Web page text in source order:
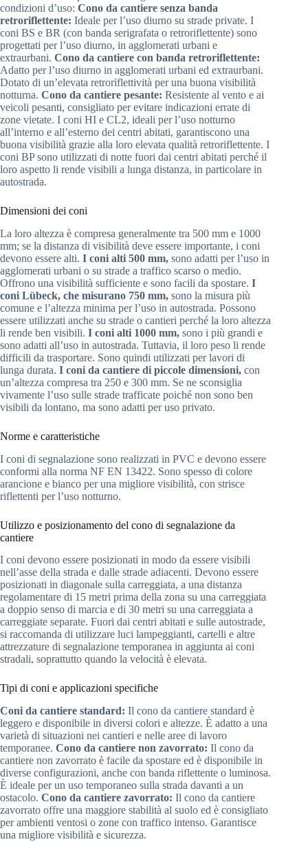
condizioni d’uso: Cono da cantiere senza banda
retroriflettente: Ideale per l’uso diurno su strade private. I
coni BS e BR (con banda serigrafata o retroriflettente) sono
progettati per l’uso diurno, in agglomerati urbani e
extraurbani. Cono da cantiere con banda retroriflettente:
Adatto per l’uso diurno in agglomerati urbani ed extraurbani.
Dotato di un’elevata retroriflettività per una buona visibilità
notturna. Cono da cantiere pesante: Resistente al vento e ai
veicoli pesanti, consigliato per evitare indicazioni errate di
zone vietate. I coni HI e CL2, ideali per l’uso notturno
all’interno e all’esterno dei centri abitati, garantiscono una
buona visibilità grazie alla loro elevata qualità retroriflettente. I
coni BP sono utilizzati di notte fuori dai centri abitati perché il
loro aspetto li rende visibili a lunga distanza, in particolare in
autostrada.
Dimensioni dei coni
La loro altezza è compresa generalmente tra 500 mm e 1000
mm; se la distanza di visibilità deve essere importante, i coni
devono essere alti. I coni alti 500 mm, sono adatti per l’uso in
agglomerati urbani o su strade a traffico scarso o medio.
Offrono una visibilità sufficiente e sono facili da spostare. I
coni Lübeck, che misurano 750 mm, sono la misura più
comune e l’altezza minima per l’uso in autostrada. Possono
essere utilizzati anche su strade o cantieri perché la loro altezza
li rende ben visibili. I coni alti 1000 mm, sono i più grandi e
sono adatti all’uso in autostrada. Tuttavia, il loro peso li rende
difficili da trasportare. Sono quindi utilizzati per lavori di
lunga durata. I coni da cantiere di piccole dimensioni, con
un’altezza compresa tra 250 e 300 mm. Se ne sconsiglia
vivamente l’uso sulle strade trafficate poiché non sono ben
visibili da lontano, ma sono adatti per uso privato.
Norme e caratteristiche
I coni di segnalazione sono realizzati in PVC e devono essere
conformi alla norma NF EN 13422. Sono spesso di colore
arancione e bianco per una migliore visibilità, con strisce
riflettenti per l’uso notturno.
Utilizzo e posizionamento del cono di segnalazione da
cantiere
I coni devono essere posizionati in modo da essere visibili
nell’asse della strada e dalle strade adiacenti. Devono essere
posizionati in diagonale sulla carreggiata, a una distanza
regolamentare di 15 metri prima della zona su una carreggiata
a doppio senso di marcia e di 30 metri su una carreggiata a
carreggiate separate. Fuori dai centri abitati e sulle autostrade,
si raccomanda di utilizzare luci lampeggianti, cartelli e altre
attrezzature di segnalazione temporanea in aggiunta ai coni
stradali, soprattutto quando la velocità è elevata.
Tipi di coni e applicazioni specifiche
Coni da cantiere standard: Il cono da cantiere standard è
leggero e disponibile in diversi colori e altezze. È adatto a una
varietà di situazioni nei cantieri e nelle aree di lavoro
temporanee. Cono da cantiere non zavorrato: Il cono da
cantiere non zavorrato è facile da spostare ed è disponibile in
diverse configurazioni, anche con banda riflettente o luminosa.
È ideale per un uso temporaneo sulla strada davanti a un
ostacolo. Cono da cantiere zavorrato: Il cono da cantiere
zavorrato offre una maggiore stabilità al suolo ed è consigliato
per ambienti ventosi o zone con traffico intenso. Garantisce
una migliore visibilità e sicurezza.